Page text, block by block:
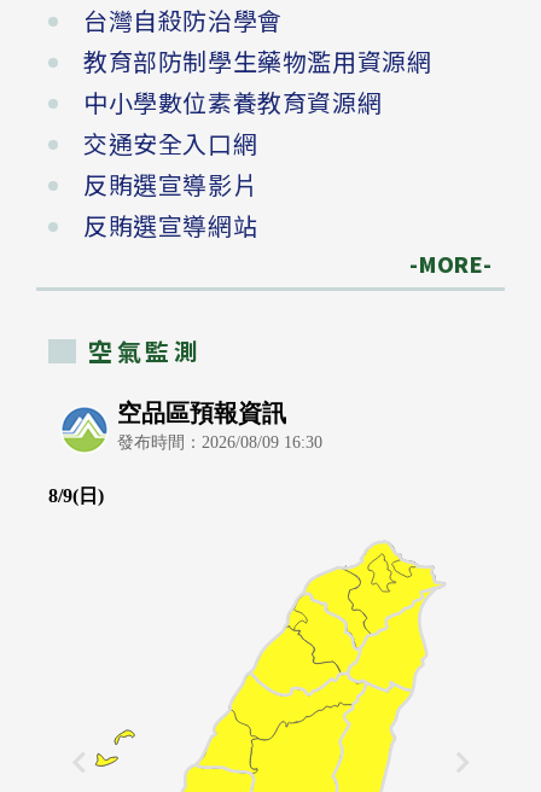
台灣自殺防治學會
教育部防制學生藥物濫用資源網
中小學數位素養教育資源網
交通安全入口網
反賄選宣導影片
反賄選宣導網站
-MORE-
空氣監測